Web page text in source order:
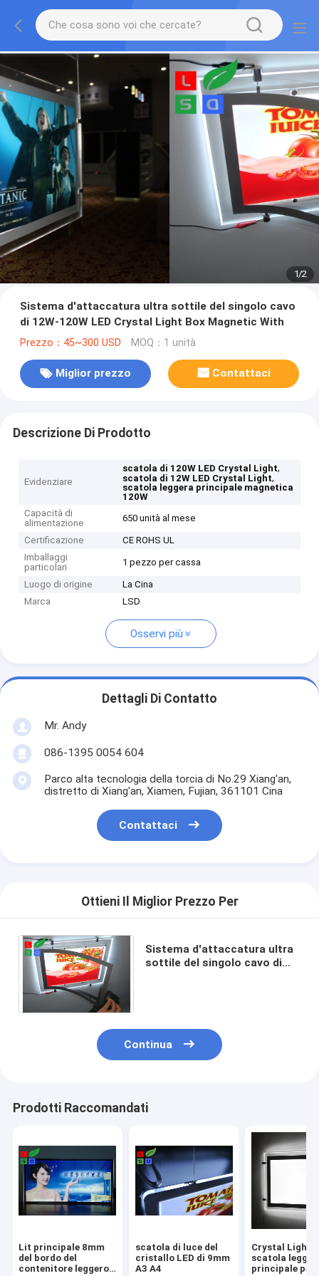
1/2
Sistema d'attaccatura ultra sottile del singolo cavo
di 12W-120W LED Crystal Light Box Magnetic With
Prezzo：45~300 USD MOQ：1 unità
Miglior prezzo Contattaci
Descrizione Di Prodotto
Evidenziare
scatola di 120W LED Crystal Light,
scatola di 12W LED Crystal Light,
scatola leggera principale magnetica
120W
Capacità di
alimentazione
650 unità al mese
Certificazione
CE ROHS UL
Imballaggi
particolari
1 pezzo per cassa
Luogo di origine
La Cina
Marca
LSD
Osservi più
Dettagli Di Contatto
Mr. Andy
086-1395 0054 604
Parco alta tecnologia della torcia di No.29 Xiang'an,
distretto di Xiang'an, Xiamen, Fujian, 361101 Cina
Contattaci
Ottieni Il Miglior Prezzo Per
Sistema d'attaccatura ultra
sottile del singolo cavo di
Continua
Prodotti Raccomandati
Lit principale 8mm
del bordo del
contenitore leggero
scatola di luce del
cristallo LED di 9mm
A3 A4
Crystal Light
scatola
principale per